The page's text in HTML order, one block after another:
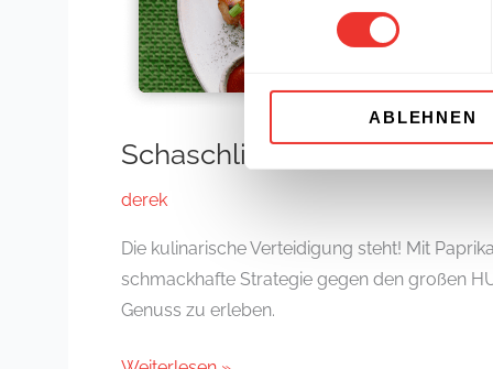
ABLEHNEN
Schaschlik mit Fleischwurst
derek
Die kulinarische Verteidigung steht! Mit
schmackhafte Strategie gegen den großen
Genuss zu erleben.